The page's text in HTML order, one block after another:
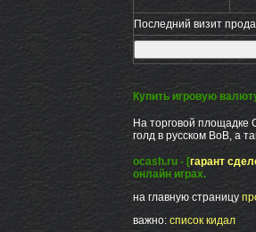
Последний визит
Купить игровую
На торговой площадке
голд в русском ВоВ, а
ocash.ru - [гарант
онлайн играх.
на главную страницу
важно: список кидал